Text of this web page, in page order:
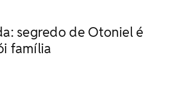
segredo de Otoniel é
família